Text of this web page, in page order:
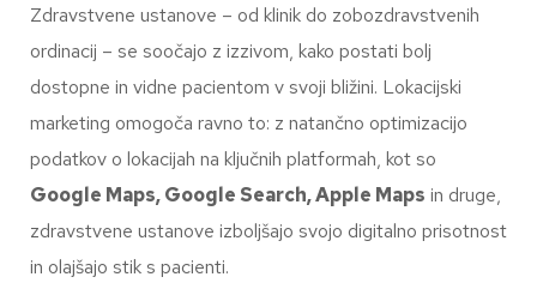
Zdravstvene ustanove – od klinik do zobozdravstvenih
ordinacij – se soočajo z izzivom, kako postati bolj
dostopne in vidne pacientom v svoji bližini. Lokacijski
marketing omogoča ravno to: z natančno optimizacijo
podatkov o lokacijah na ključnih platformah, kot so
Google Maps, Google Search, Apple Maps in druge,
zdravstvene ustanove izboljšajo svojo digitalno prisotnost
in olajšajo stik s pacienti.